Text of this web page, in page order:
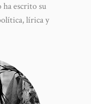
escrito su
lírica y